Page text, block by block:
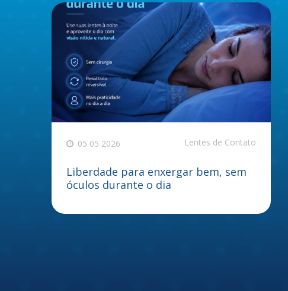
05 05 2026 Lentes de Contato
Liberdade para enxergar bem, sem
óculos durante o dia